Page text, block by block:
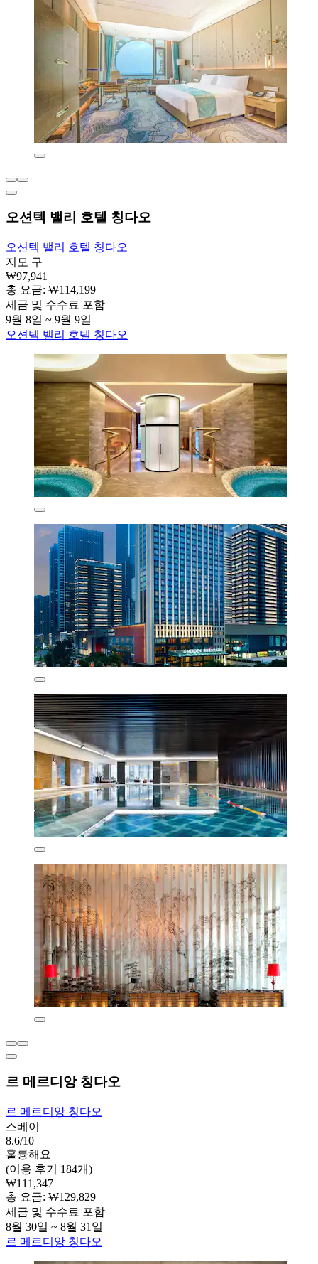
오션텍 밸리 호텔 칭다오
오션텍 밸리 호텔 칭다오
지모 구
₩97,941
총 요금: ₩114,199
세금 및 수수료 포함
9월 8일 ~ 9월 9일
오션텍 밸리 호텔 칭다오
르 메르디앙 칭다오
르 메르디앙 칭다오
스베이
8.6/10
훌륭해요
(이용 후기 184개)
₩111,347
총 요금: ₩129,829
세금 및 수수료 포함
8월 30일 ~ 8월 31일
르 메르디앙 칭다오